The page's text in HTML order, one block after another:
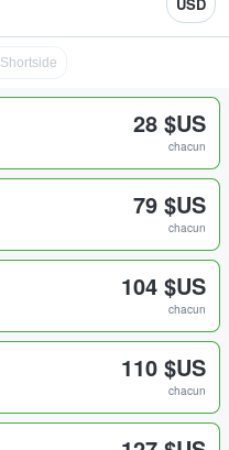
Shortside
28 $US
chacun
79 $US
chacun
104 $US
chacun
110 $US
chacun